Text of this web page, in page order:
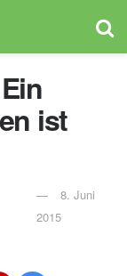
ist
8. Juni
2015